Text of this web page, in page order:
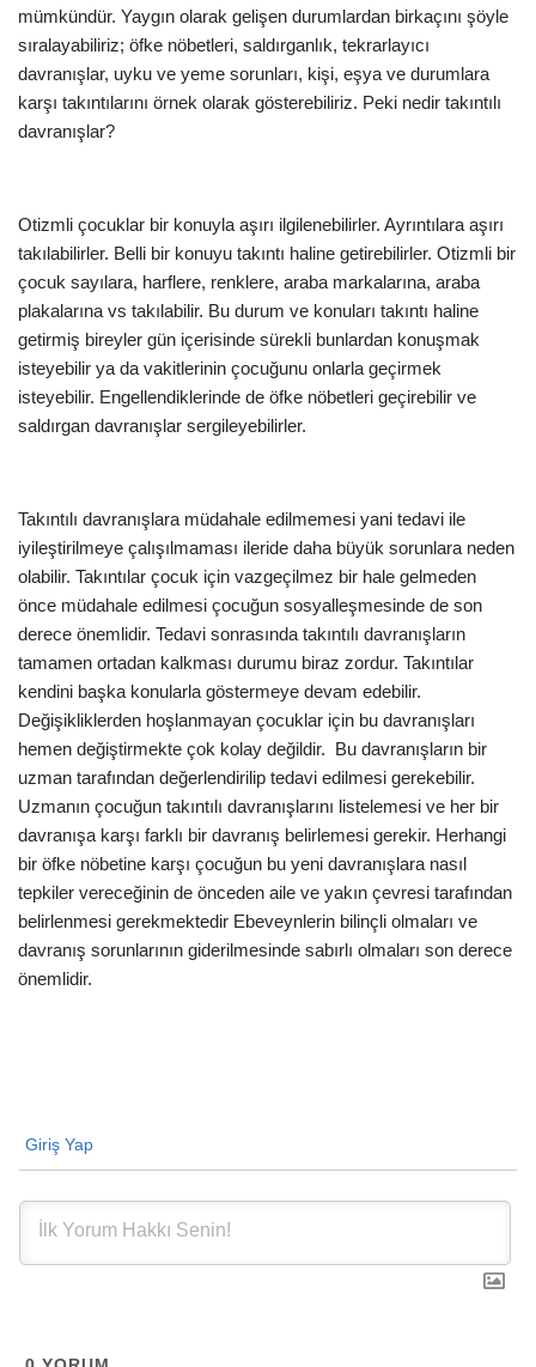
mümkündür. Yaygın olarak gelişen durumlardan birkaçını şöyle
sıralayabiliriz; öfke nöbetleri, saldırganlık, tekrarlayıcı
davranışlar, uyku ve yeme sorunları, kişi, eşya ve durumlara
karşı takıntılarını örnek olarak gösterebiliriz. Peki nedir takıntılı
davranışlar?
Otizmli çocuklar bir konuyla aşırı ilgilenebilirler. Ayrıntılara aşırı
takılabilirler. Belli bir konuyu takıntı haline getirebilirler. Otizmli bir
çocuk sayılara, harflere, renklere, araba markalarına, araba
plakalarına vs takılabilir. Bu durum ve konuları takıntı haline
getirmiş bireyler gün içerisinde sürekli bunlardan konuşmak
isteyebilir ya da vakitlerinin çocuğunu onlarla geçirmek
isteyebilir. Engellendiklerinde de öfke nöbetleri geçirebilir ve
saldırgan davranışlar sergileyebilirler.
Takıntılı davranışlara müdahale edilmemesi yani tedavi ile
iyileştirilmeye çalışılmaması ileride daha büyük sorunlara neden
olabilir. Takıntılar çocuk için vazgeçilmez bir hale gelmeden
önce müdahale edilmesi çocuğun sosyalleşmesinde de son
derece önemlidir. Tedavi sonrasında takıntılı davranışların
tamamen ortadan kalkması durumu biraz zordur. Takıntılar
kendini başka konularla göstermeye devam edebilir.
Değişikliklerden hoşlanmayan çocuklar için bu davranışları
hemen değiştirmekte çok kolay değildir. Bu davranışların bir
uzman tarafından değerlendirilip tedavi edilmesi gerekebilir.
Uzmanın çocuğun takıntılı davranışlarını listelemesi ve her bir
davranışa karşı farklı bir davranış belirlemesi gerekir. Herhangi
bir öfke nöbetine karşı çocuğun bu yeni davranışlara nasıl
tepkiler vereceğinin de önceden aile ve yakın çevresi tarafından
belirlenmesi gerekmektedir Ebeveynlerin bilinçli olmaları ve
davranış sorunlarının giderilmesinde sabırlı olmaları son derece
önemlidir.
Giriş Yap